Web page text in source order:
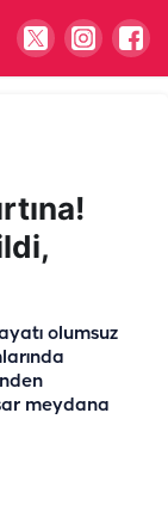
olumsuz
meydana
dikkat!